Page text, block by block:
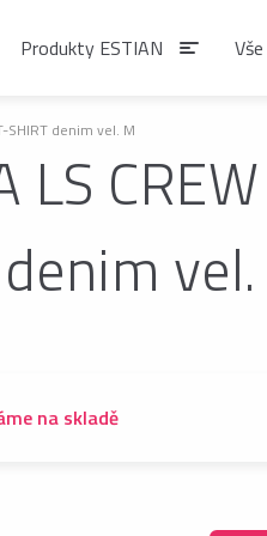
SHIRT denim vel. M
LS
na skladě
Produkty ESTIAN
Produkty
VÝDEJNÍKY VODY
ČAJE